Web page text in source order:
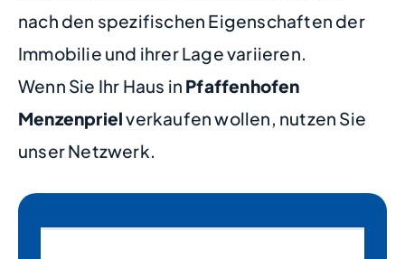
nach den spezifischen Eigenschaften der
Immobilie und ihrer Lage variieren.
Wenn Sie Ihr Haus in Pfaffenhofen
Menzenprielverkaufen wollen, nutzen Sie
unser Netzwerk.